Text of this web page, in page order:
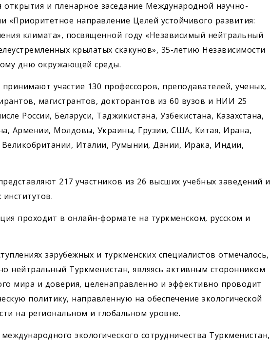
открытия и пленарное заседание Международной научно-
«Приоритетное направление Целей устойчивого развития:
климата», посвященной году «Независимый нейтральный
крылатых скакунов», 35-летию Независимости
дню окружающей среды.
участие 130 профессоров, преподавателей, ученых,
магистрантов, докторантов из 60 вузов и НИИ 25
России, Беларуси, Таджикистана, Узбекистана, Казахстана,
Армении, Молдовы, Украины, Грузии, США, Китая, Ирана,
Италии, Румынии, Дании, Ирака, Индии,
217 участников из 26 высших учебных заведений и
институтов.
проходит в онлайн-формате на туркменском, русском и
зарубежных и туркменских специалистов отмечалось,
нейтральный Туркменистан, являясь активным сторонником
мира и доверия, целенаправленно и эффективно проводит
политику, направленную на обеспечение экологической
на региональном и глобальном уровне.
экологического сотрудничества Туркменистан,